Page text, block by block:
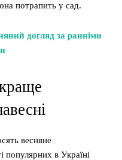
потрапить у сад.
догляд за ранніми
весняне
популярних в Україні